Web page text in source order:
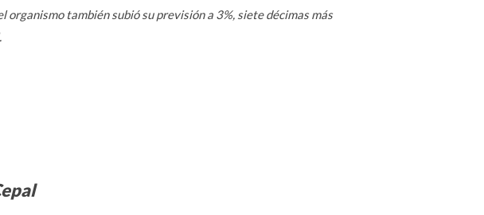
organismo también subió su previsión a 3%, siete décimas más